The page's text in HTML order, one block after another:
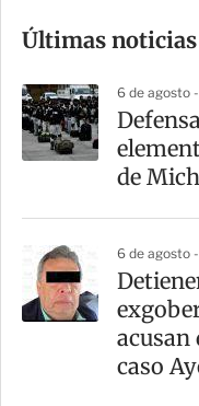
m
a
r
t
Últimas noticias
6 de agosto
de
6 de agosto
acusan
caso